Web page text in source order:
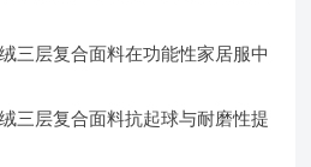
三层复合面料在功能性家居服中
三层复合面料抗起球与耐磨性提